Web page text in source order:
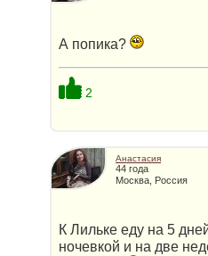
А попика?
2
Анастасия
44 года
Москва, Россия
К Лильке еду на 5
ночевкой и на две